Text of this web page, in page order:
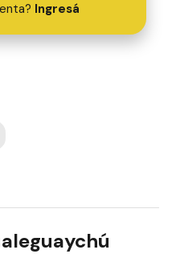
Ingresá